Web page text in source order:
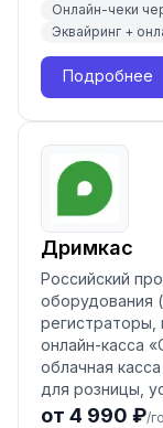
Онлайн-чеки
Эквайринг +
Подробнее
Дримкас
Российский
оборудования
регистраторы,
онлайн-касса
облачная
для розницы,
от 4 990 ₽/